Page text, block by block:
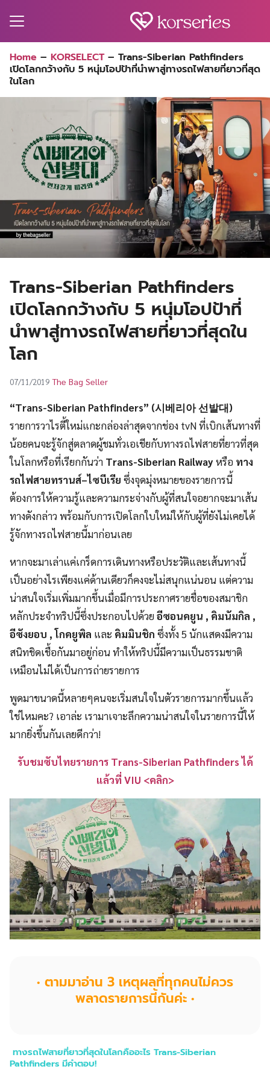
for:
Home – KORSELECT– Trans-Siberian Pathfinders
เปิดโลกกว้างกับ 5 หนุ่มโอปป้าที่นำพาสู่ทางรถไฟสายที่ยาวที่สุด
ในโลก
Trans-Siberian Pathfinders
เปิดโลกกว้างกับ 5 หนุ่มโอปป้าที่
นำพาสู่ทางรถไฟสายที่ยาวที่สุดใน
โลก
07/11/2019 The Bag Seller
“Trans-Siberian Pathfinders” (시베리아 선발대)
รายการวาไรตี้ใหม่แกะกล่องล่าสุดจากช่อง tvN ที่เบิกเส้นทางที่
น้อยคนจะรู้จักสู่ตลาดผู้ชมทั่วเอเชียกับทางรถไฟสายที่ยาวที่สุด
ในโลกหรือที่เรียกกันว่า Trans-Siberian Railwayหรือ ทาง
รถไฟสายทรานส์–ไซบีเรีย ซึ่งจุดมุ่งหมายของรายการนี้
ต้องการให้ความรู้และความกระจ่างกับผู้ที่สนใจอยากจะมาเส้น
ทางดังกล่าว พร้อมกับการเปิดโลกใบใหม่ให้กับผู้ที่ยังไม่เคยได้
รู้จักทางรถไฟสายนี้มาก่อนเลย
หากจะมาเล่าแค่เกร็ดการเดินทางหรือประวัติและเส้นทางนี้
เป็นอย่างไรเพียงแค่ด้านเดียวก็คงจะไม่สนุกแน่นอน แต่ความ
น่าสนใจเริ่มเพิ่มมากขึ้นเมื่อมีการประกาศรายชื่อของสมาชิก
หลักประจำทริปนี้ซึ่งประกอบไปด้วยอีซอนคยูน , คิมนัมกิล ,
อีซังยอบ , โกคยูพิล และ คิมมินชิก ซึ่งทั้ง 5 นักแสดงมีความ
สนิทชิดเชื้อกันมาอยู่ก่อน ทำให้ทริปนี้มีความเป็นธรรมชาติ
เหมือนไม่ได้เป็นการถ่ายรายการ
พูดมาขนาดนี้หลายๆคนจะเริ่มสนใจในตัวรายการมากขึ้นแล้ว
ใช่ไหมคะ? เอาล่ะ เรามาเจาะลึกความน่าสนใจในรายการนี้ให้
มากยิ่งขึ้นกันเลยดีกว่า!
รับชมซับไทยรายการ Trans-Siberian Pathfinders ได้
แล้วที่ VIU <คลิก>
• ตามมาอ่าน 3 เหตุผลที่ทุกคนไม่ควร
พลาดรายการนี้กันค่ะ •
ทางรถไฟสายที่ยาวที่สุดในโลกคืออะไร Trans-Siberian
Pathfinders มีคำตอบ!